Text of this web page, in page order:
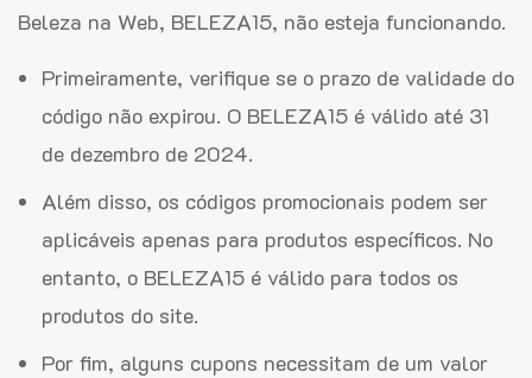
Beleza na Web, BELEZA15, não esteja funcionando.
Primeiramente, verifique se o prazo de validade do
código não expirou. O BELEZA15 é válido até 31
de dezembro de 2024.
Além disso, os códigos promocionais podem ser
aplicáveis apenas para produtos específicos. No
entanto, o BELEZA15 é válido para todos os
produtos do site.
Por fim, alguns cupons necessitam de um valor